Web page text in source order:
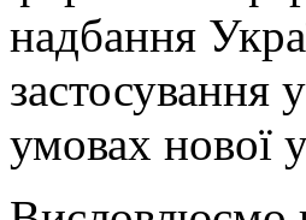
надбання
застосування
умовах нової